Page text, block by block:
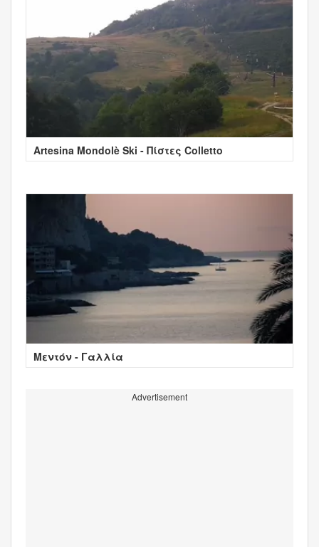
Artesina Mondolè Ski - Πίστες Colletto
Μεντόν - Γαλλία
Advertisement